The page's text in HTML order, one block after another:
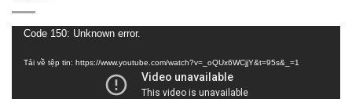
Trình
Code 150: Unknown error.
Tải về tệp tin: https://www.youtube.com/watch?v=_oQUx6WCjjY&t=95s&_=1